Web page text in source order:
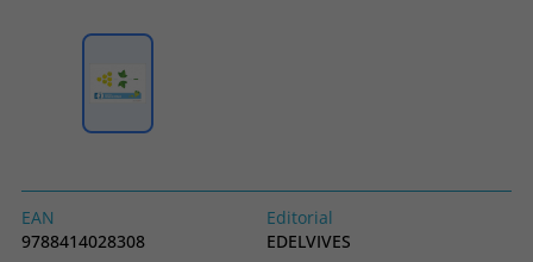
EAN
9788414028308
Editorial
EDELVIVES